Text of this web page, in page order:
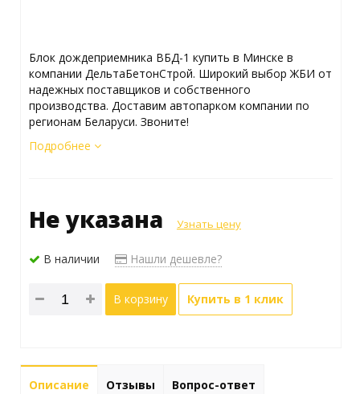
Блок дождеприемника ВБД-1 купить в Минске в
компании ДельтаБетонСтрой. Широкий выбор ЖБИ от
надежных поставщиков и собственного
производства. Доставим автопарком компании по
регионам Беларуси. Звоните!
Подробнее
Не указана Узнать цену
В наличии Нашли дешевле?
В корзину Купить в 1 клик
Описание Отзывы Вопрос-ответ